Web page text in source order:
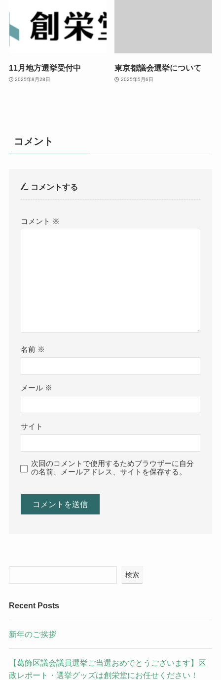
11月地方選挙受付中
2025年8月28日
東京都議会選挙について
2025年5月6日
コメント
コメントする
コメント ※
名前 ※
メール ※
サイト
次回のコメントで使用するためブラウザーに自分
の名前、メールアドレス、サイトを保存する。
検索
Recent Posts
新年のご挨拶
【葛飾区議会議員選挙ご当選おめでとうございます】区
政レポート・選挙グッズは創栄堂にお任せください！